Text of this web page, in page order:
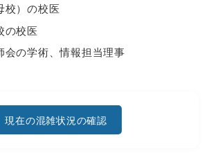
校）の校医
の校医
会の学術、情報担当理事
現在の混雑状況の確認